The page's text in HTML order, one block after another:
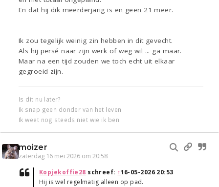
En dat hij dik meerderjarig is en geen 21 meer.
Ik zou tegelijk weinig zin hebben in dit gevecht.
Als hij persé naar zijn werk of weg wil ... ga maar.
Maar na een tijd zouden we toch echt uit elkaar
gegroeid zijn.
Is dit nu later?
Ik snap geen donder van het leven
Ik weet nog steeds niet wie ik ben
moizer
zaterdag 16 mei 2026 om 20:58
Kopjekoffie28 schreef: ↑16-05-2026 20:53
Hij is wel regelmatig alleen op pad.